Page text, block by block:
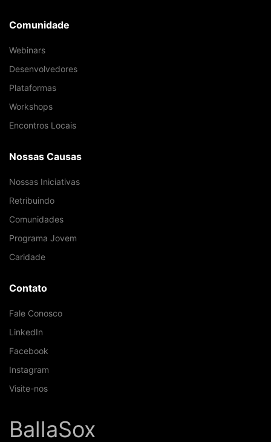
Comunidade
Webinars
Desenvolvedores
Plataformas
Workshops
Encontros Locais
Nossas Causas
Nossas Iniciativas
Retribuindo
Comunidades
Programa Jovem
Caridade
Contato
Fale Conosco
LinkedIn
Facebook
Instagram
Visite-nos
BallaSox